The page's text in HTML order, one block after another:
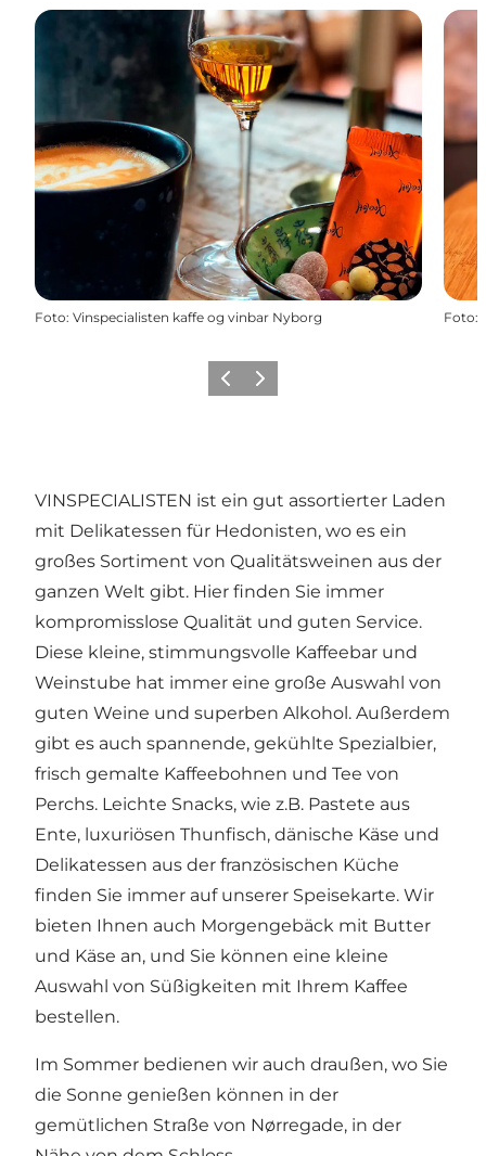
Foto: Vinspecialisten kaffe og vinbar Nyborg Foto:
ZurückWeiter
VINSPECIALISTEN ist ein gut assortierter Laden
mit Delikatessen für Hedonisten, wo es ein
großes Sortiment von Qualitätsweinen aus der
ganzen Welt gibt. Hier finden Sie immer
kompromisslose Qualität und guten Service.
Diese kleine, stimmungsvolle Kaffeebar und
Weinstube hat immer eine große Auswahl von
guten Weine und superben Alkohol. Außerdem
gibt es auch spannende, gekühlte Spezialbier,
frisch gemalte Kaffeebohnen und Tee von
Perchs. Leichte Snacks, wie z.B. Pastete aus
Ente, luxuriösen Thunfisch, dänische Käse und
Delikatessen aus der französischen Küche
finden Sie immer auf unserer Speisekarte. Wir
bieten Ihnen auch Morgengebäck mit Butter
und Käse an, und Sie können eine kleine
Auswahl von Süßigkeiten mit Ihrem Kaffee
bestellen.
Im Sommer bedienen wir auch draußen, wo Sie
die Sonne genießen können in der
gemütlichen Straße von Nørregade, in der